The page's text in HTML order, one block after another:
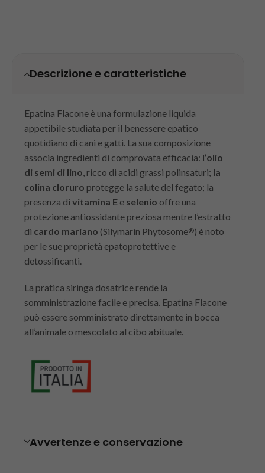
Descrizione e caratteristiche
Epatina Flacone è una formulazione liquida
appetibile studiata per il benessere epatico
quotidiano di cani e gatti. La sua composizione
associa ingredienti di comprovata efficacia: l’olio
di semi di lino, ricco di acidi grassi polinsaturi; la
colina cloruro protegge la salute del fegato; la
presenza di vitamina E e selenio offre una
protezione antiossidante preziosa mentre l’estratto
di cardo mariano (Silymarin Phytosome®) è noto
per le sue proprietà epatoprotettive e
detossificanti.
La pratica siringa dosatrice rende la
somministrazione facile e precisa. Epatina Flacone
può essere somministrato direttamente in bocca
all’animale o mescolato al cibo abituale.
Avvertenze e conservazione